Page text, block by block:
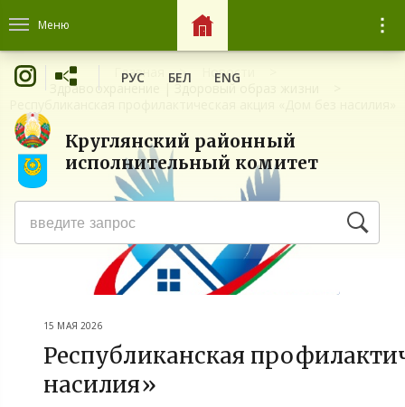
Меню
Круглянский районный
исполнительный комитет
РУС БЕЛ ENG
Главная
Новости
Здравоохранение | Здоровый образ жизни
15 МАЯ 2026
Республиканская
насилия»